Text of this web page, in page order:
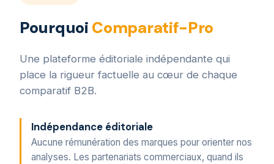
Pourquoi Comparatif-Pro
Une plateforme éditoriale indépendante qui
place la rigueur factuelle au cœur de chaque
comparatif B2B.
Indépendance éditoriale
Aucune rémunération des marques pour orienter nos
analyses. Les partenariats commerciaux, quand ils